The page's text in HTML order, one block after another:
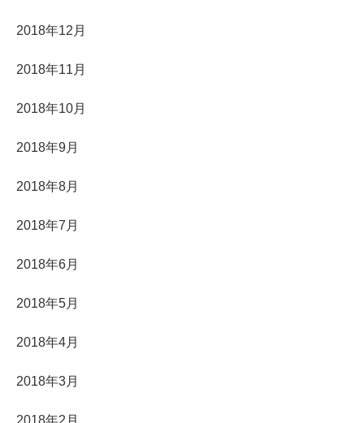
2018年12月
2018年11月
2018年10月
2018年9月
2018年8月
2018年7月
2018年6月
2018年5月
2018年4月
2018年3月